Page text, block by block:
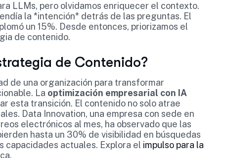
LLMs, pero olvidamos enriquecer el contexto.
la *intención* detrás de las preguntas. El
un 15%. Desde entonces, priorizamos el
de contenido.
de Contenido?
de una organización para transformar
La optimización empresarial con IA
esta transición. El contenido no solo atrae
Data Innovation, una empresa con sede en
electrónicos al mes, ha observado que las
hasta un 30% de visibilidad en búsquedas
capacidades actuales. Explora el impulso para la